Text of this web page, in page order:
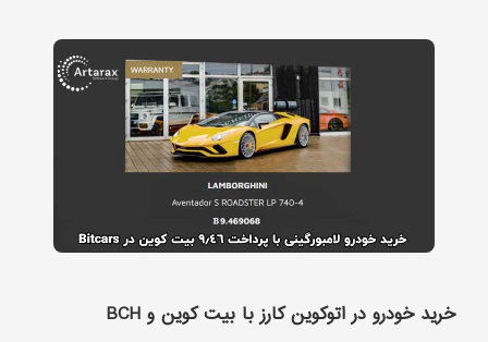
خرید خودرو در اتوکوین کارز با بیت کوین و BCH